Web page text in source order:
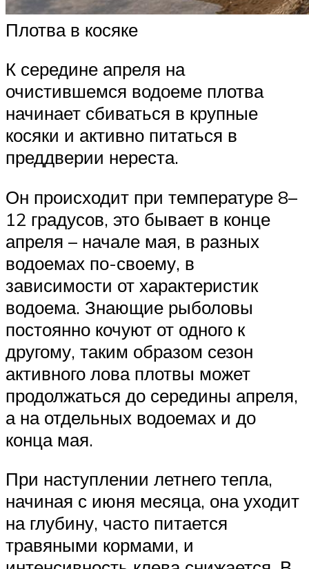
Плотва в косяке
К середине апреля на
очистившемся водоеме плотва
начинает сбиваться в крупные
косяки и активно питаться в
преддверии нереста.
Он происходит при температуре 8–
12 градусов, это бывает в конце
апреля – начале мая, в разных
водоемах по-своему, в
зависимости от характеристик
водоема. Знающие рыболовы
постоянно кочуют от одного к
другому, таким образом сезон
активного лова плотвы может
продолжаться до середины апреля,
а на отдельных водоемах и до
конца мая.
При наступлении летнего тепла,
начиная с июня месяца, она уходит
на глубину, часто питается
травяными кормами, и